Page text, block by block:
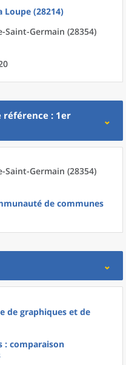
Loupe (28214)
Saint-Germain (28354)
: 1er
Saint-Germain (28354)
de communes
de graphiques et de
: comparaison